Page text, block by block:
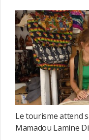
Le tourisme attend
Mamadou Lamine